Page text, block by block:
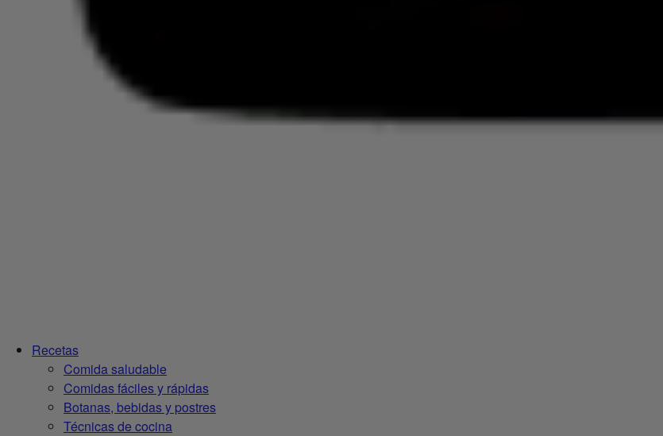
Recetas
Comida saludable
Comidas fáciles y rápidas
Botanas, bebidas y postres
Técnicas de cocina